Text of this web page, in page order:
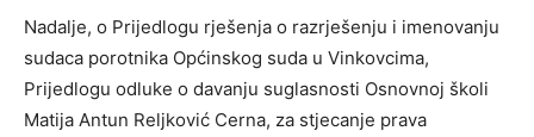
Nadalje, o Prijedlogu rješenja o razrješenju i imenovanju
sudaca porotnika Općinskog suda u Vinkovcima,
Prijedlogu odluke o davanju suglasnosti Osnovnoj školi
Matija Antun Reljković Cerna, za stjecanje prava